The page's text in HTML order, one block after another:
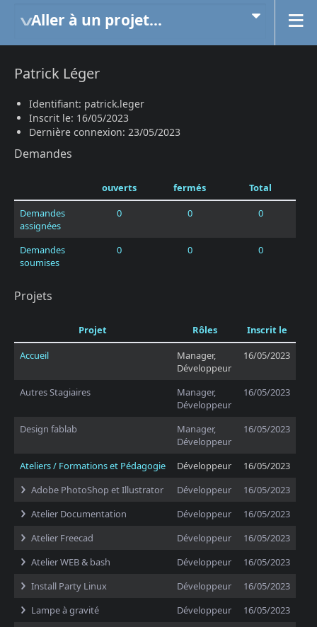
Aller à un projet...
Patrick Léger
Identifiant: patrick.leger
Inscrit le: 16/05/2023
Dernière connexion: 23/05/2023
Demandes
ouverts fermés
Total
Demandes
assignées
0 0 0
Demandes
soumises
0 0 0
Projets
Projet Rôles
Inscrit le
Accueil
Manager,
Développeur
16/05/2023
Autres Stagiaires
Manager,
Développeur
16/05/2023
Design fablab
Manager,
Développeur
16/05/2023
Ateliers / Formations et Pédagogie Développeur
16/05/2023
Adobe PhotoShop et Illustrator
Développeur
16/05/2023
Atelier Documentation
Développeur
16/05/2023
Atelier Freecad
Développeur
16/05/2023
Atelier WEB & bash
Développeur
16/05/2023
Install Party Linux
Développeur
16/05/2023
Lampe à gravité
Développeur
16/05/2023